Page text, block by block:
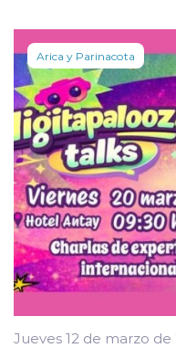
Arica y Parinacota
Jueves 12 de marzo de